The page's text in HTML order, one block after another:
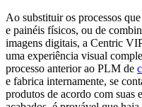
Ao substituir os processos
e painéis físicos, ou de
imagens digitais, a Centric
uma experiência visual
processo anterior ao PLM de
e fabrica internamente, se
produtos de acordo com suas